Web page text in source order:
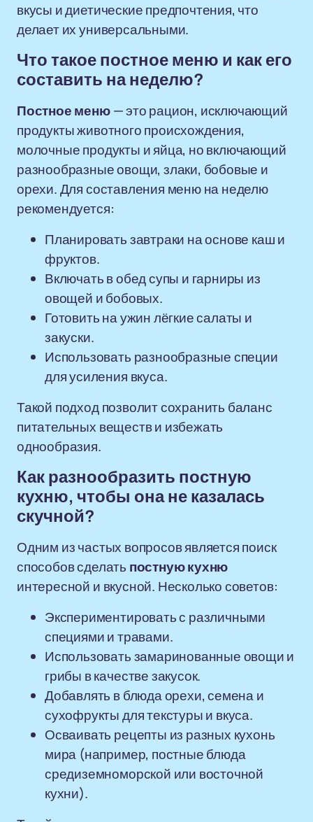
вкусы и диетические предпочтения, что
делает их универсальными.
Что такое постное меню и как его
составить на неделю?
Постное меню— это рацион, исключающий
продукты животного происхождения,
молочные продукты и яйца, но включающий
разнообразные овощи, злаки, бобовые и
орехи. Для составления меню на неделю
рекомендуется:
Планировать завтраки на основе каш и
фруктов.
Включать в обед супы и гарниры из
овощей и бобовых.
Готовить на ужин лёгкие салаты и
закуски.
Использовать разнообразные специи
для усиления вкуса.
Такой подход позволит сохранить баланс
питательных веществ и избежать
однообразия.
Как разнообразить постную
кухню, чтобы она не казалась
скучной?
Одним из частых вопросов является поиск
способов сделать постную кухню
интересной и вкусной. Несколько советов:
Экспериментировать с различными
специями и травами.
Использовать замаринованные овощи и
грибы в качестве закусок.
Добавлять в блюда орехи, семена и
сухофрукты для текстуры и вкуса.
Осваивать рецепты из разных кухонь
мира (например, постные блюда
средиземноморской или восточной
кухни).